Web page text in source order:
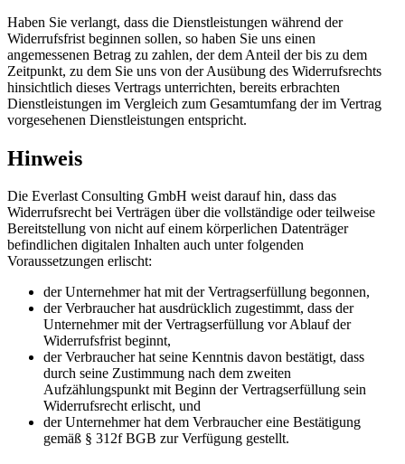
Haben Sie verlangt, dass die Dienstleistungen während der
Widerrufsfrist beginnen sollen, so haben Sie uns einen
angemessenen Betrag zu zahlen, der dem Anteil der bis zu dem
Zeitpunkt, zu dem Sie uns von der Ausübung des Widerrufsrechts
hinsichtlich dieses Vertrags unterrichten, bereits erbrachten
Dienstleistungen im Vergleich zum Gesamtumfang der im Vertrag
vorgesehenen Dienstleistungen entspricht.
Hinweis
Die Everlast Consulting GmbH weist darauf hin, dass das
Widerrufsrecht bei Verträgen über die vollständige oder teilweise
Bereitstellung von nicht auf einem körperlichen Datenträger
befindlichen digitalen Inhalten auch unter folgenden
Voraussetzungen erlischt:
der Unternehmer hat mit der Vertragserfüllung begonnen,
der Verbraucher hat ausdrücklich zugestimmt, dass der
Unternehmer mit der Vertragserfüllung vor Ablauf der
Widerrufsfrist beginnt,
der Verbraucher hat seine Kenntnis davon bestätigt, dass
durch seine Zustimmung nach dem zweiten
Aufzählungspunkt mit Beginn der Vertragserfüllung sein
Widerrufsrecht erlischt, und
der Unternehmer hat dem Verbraucher eine Bestätigung
gemäß § 312f BGB zur Verfügung gestellt.